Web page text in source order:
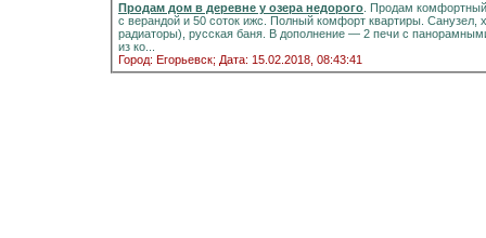
Продам дом в деревне у озера недорого . Продам комфортный
с верандой и 50 соток ижс. Полный комфорт квартиры. Санузел, холодная и горячая вода,
радиаторы), русская баня. В дополнение — 2 печи с панорамными стёклами.Информация на портале домиклайт.Вода
из ко...
Город: Егорьевск; Дата: 15.02.2018, 08:43:41